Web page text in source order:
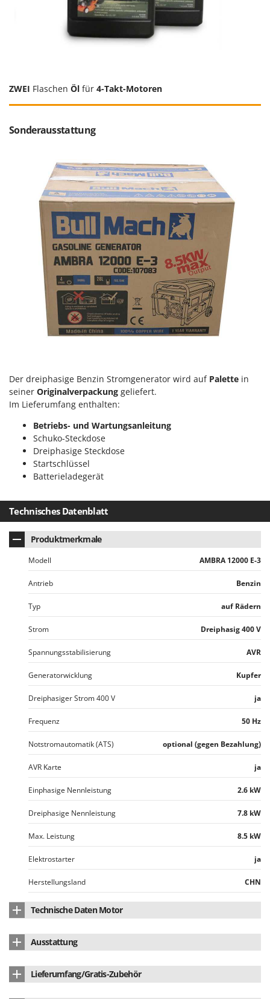
ZWEI Flaschen Öl für 4-Takt-Motoren
Sonderausstattung
Der dreiphasige Benzin Stromgenerator wird auf Palette in
seiner Originalverpackung geliefert.
Im Lieferumfang enthalten:
Betriebs- und Wartungsanleitung
Schuko-Steckdose
Dreiphasige Steckdose
Startschlüssel
Batterieladegerät
Technisches Datenblatt
Produktmerkmale
Modell AMBRA 12000 E-3
Antrieb Benzin
Typ auf Rädern
Strom Dreiphasig 400 V
Spannungsstabilisierung AVR
Generatorwicklung Kupfer
Dreiphasiger Strom 400 V ja
Frequenz 50 Hz
Notstromautomatik (ATS) optional (gegen Bezahlung)
AVR Karte ja
Einphasige Nennleistung 2.6 kW
Dreiphasige Nennleistung 7.8 kW
Max. Leistung 8.5 kW
Elektrostarter ja
Herstellungsland CHN
Technische Daten Motor
Hubraum 460 cm³
Nennleistung
Ausstattung
Inverter-Technologie nein
Lieferumfang/Gratis-Zubehör